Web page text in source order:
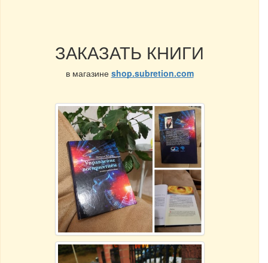
ЗАКАЗАТЬ КНИГИ
в магазине shop.subretion.com